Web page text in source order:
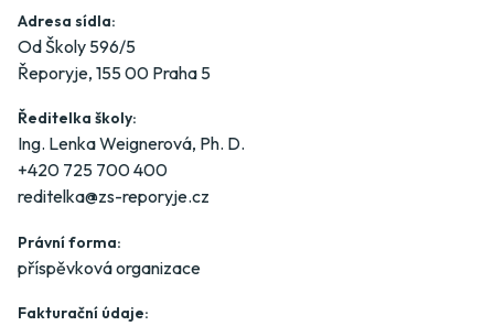
Adresa sídla:
Od Školy 596/5
Řeporyje, 155 00 Praha 5
Ředitelka školy:
Ing. Lenka Weignerová, Ph. D.
+420 725 700 400
reditelka@zs-reporyje.cz
Právní forma:
příspěvková organizace
Fakturační údaje: